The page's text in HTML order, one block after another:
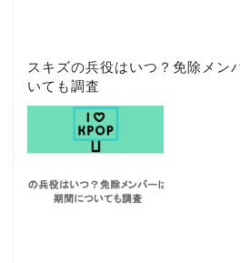
スキズの兵役はいつ？免除メン
いても調査